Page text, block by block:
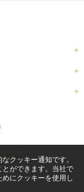
CO.,LTD.
クッキー通知です。
ができます。当社で
にクッキーを使用し